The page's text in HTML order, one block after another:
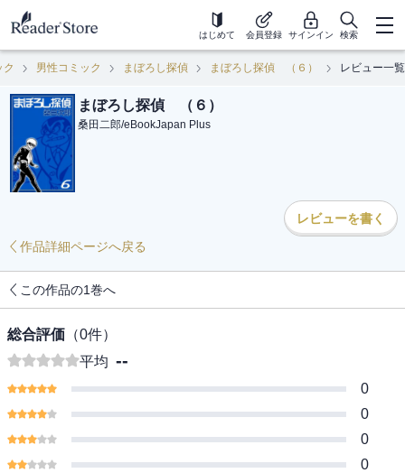
はじめて 会員登録 サインイン 検索
ク 男性コミック まぼろし探偵 まぼろし探偵 （６） レビュー一覧
まぼろし探偵 （６）
桑田二郎/eBookJapan Plus
レビューを書く
作品詳細ページへ戻る
この作品の1巻へ
総合評価 （0件）
平均 --
0
0
0
0